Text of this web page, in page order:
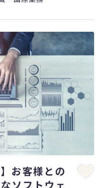
お客様との
ソフトウェ